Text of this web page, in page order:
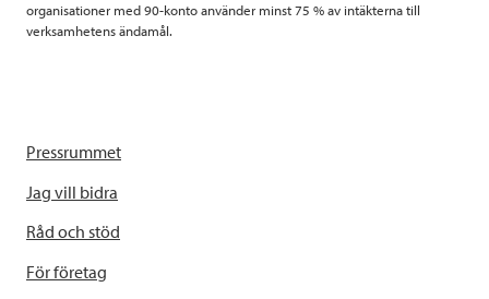
organisationer med 90-konto använder minst 75 % av intäkterna till
verksamhetens ändamål.
Pressrummet
Jag vill bidra
Råd och stöd
För företag